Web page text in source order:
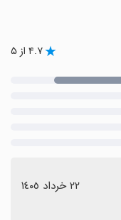
۴.۷ از ۵
٢٢ خرداد ١٤٠٥